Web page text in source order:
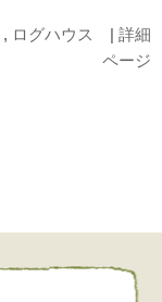
, ログハウス | 詳細
ページ